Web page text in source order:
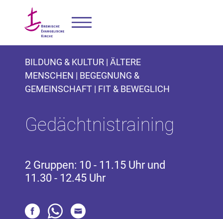
BILDUNG & KULTUR | ÄLTERE
MENSCHEN | BEGEGNUNG &
GEMEINSCHAFT | FIT & BEWEGLICH
Gedächtnistraining
2 Gruppen: 10 - 11.15 Uhr und
11.30 - 12.45 Uhr